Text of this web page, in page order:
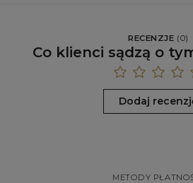
RECENZJE (0)
Co klienci sądzą o
Dodaj
METODY